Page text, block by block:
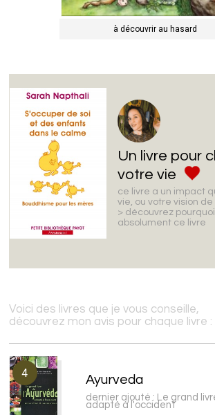
à découvrir au hasard
Un livre pour
votre vie
ce livre a un impact
vie, ou votre vision de
> découvrez
absolument ce livre
Voici des livres que je vous conseille,
découvrez mon avis pour chaque livre :
4 Ayurveda
dernier ajouté : Le grand
adapté à l'occident